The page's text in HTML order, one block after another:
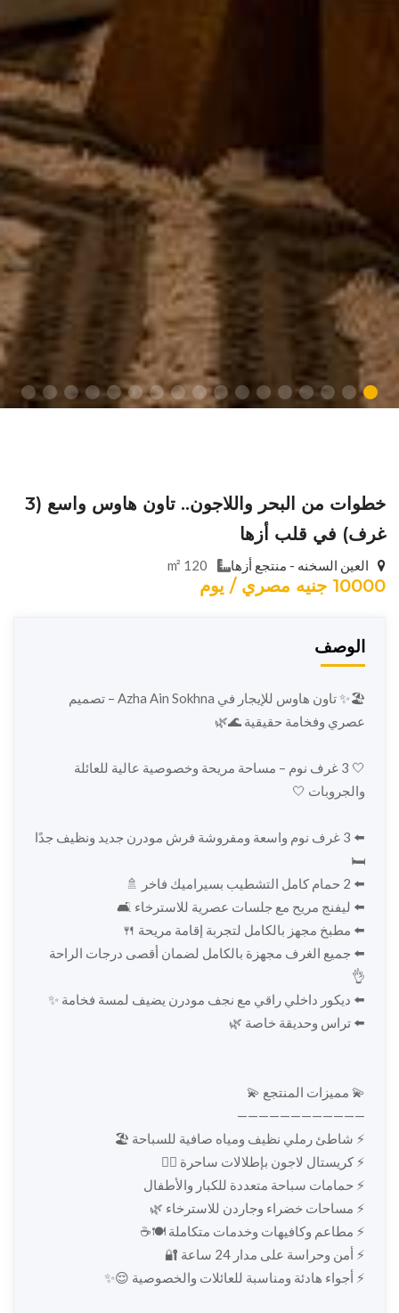
خطوات من البحر واللاجون.. تاون هاوس واسع (3
غرف) في قلب أزها
العين السخنه - منتجع أزها
10000 جنيه مصري / يوم
الوصف
🏖️✨ تاون هاوس للإيجار في Azha Ain Sokhna – تصميم
عصري وفخامة حقيقية 🌊🌿
🤍 3 غرف نوم – مساحة مريحة وخصوصية عالية للعائلة
والجروبات 🤍
⬅️ 3 غرف نوم واسعة ومفروشة فرش مودرن جديد ونظيف جدًا
🛏️
⬅️ 2 حمام كامل التشطيب بسيراميك فاخر 🚿
⬅️ ليفنج مريح مع جلسات عصرية للاسترخاء 🛋️
⬅️ مطبخ مجهز بالكامل لتجربة إقامة مريحة 🍴
⬅️ جميع الغرف مجهزة بالكامل لضمان أقصى درجات الراحة
👌
⬅️ ديكور داخلي راقي مع نجف مودرن يضيف لمسة فخامة ✨
⬅️ تراس وحديقة خاصة 🌿
💫 مميزات المنتجع 💫
————————————
⚡️ شاطئ رملي نظيف ومياه صافية للسباحة 🏖️
⚡️ كريستال لاجون بإطلالات ساحرة 🏊‍♂️
⚡️ حمامات سباحة متعددة للكبار والأطفال
⚡️ مساحات خضراء وجاردن للاسترخاء 🌿
⚡️ مطاعم وكافيهات وخدمات متكاملة 🍽️☕
⚡️ أمن وحراسة على مدار 24 ساعة 🔐
⚡️ أجواء هادئة ومناسبة للعائلات والخصوصية 😌✨